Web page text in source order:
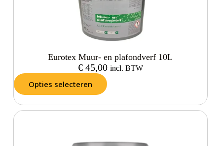
Eurotex Muur- en plafondverf 10L
€45,00 incl. BTW
Opties selecteren